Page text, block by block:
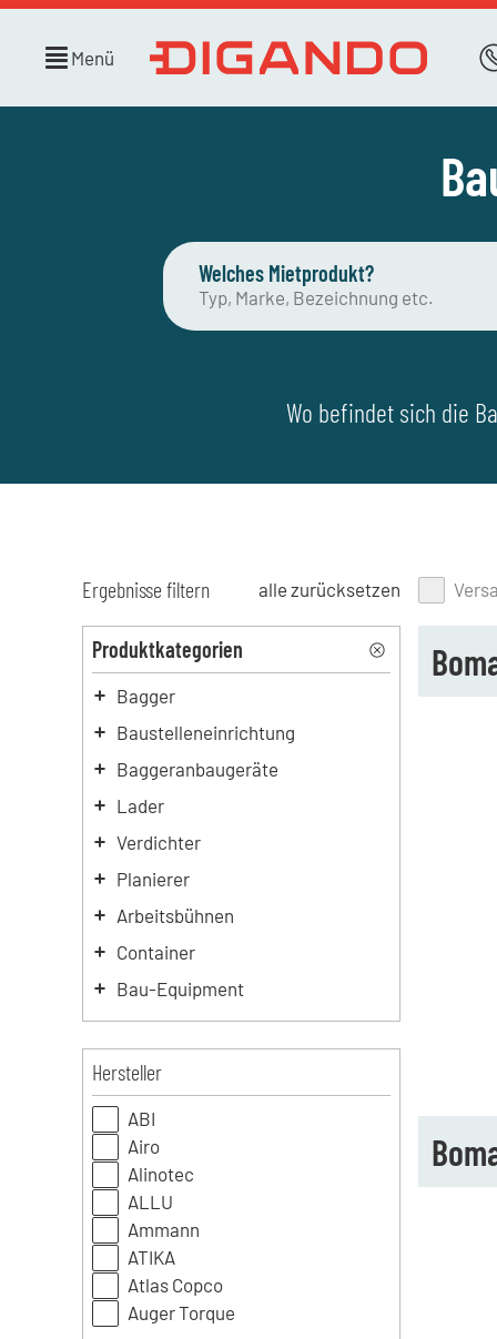
Menü
Welches Mietprodukt?
Wo befindet sich die
Ergebnisse filtern alle zurücksetzen
Produktkategorien
Bagger
Baustelleneinrichtung
Baggeranbaugeräte
Lader
Verdichter
Planierer
Arbeitsbühnen
Container
Bau-Equipment
Hersteller
ABI
Airo
Alinotec
ALLU
Ammann
ATIKA
Atlas Copco
Auger Torque